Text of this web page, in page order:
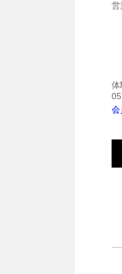
営
体
会